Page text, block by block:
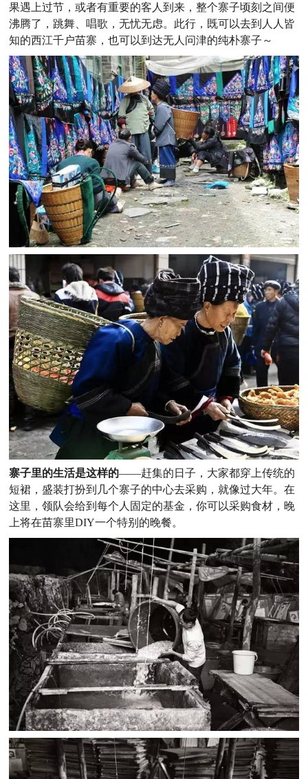
果遇上过节，或者有重要的客人到来，整个寨子顷刻之间便
沸腾了，跳舞、唱歌，无忧无虑。此行，既可以去到人人皆
知的西江千户苗寨，也可以到达无人问津的纯朴寨子～
寨子里的生活是这样的——赶集的日子，大家都穿上传统的
短裙，盛装打扮到几个寨子的中心去采购，就像过大年。在
这里，领队会给到每个人固定的基金，你可以采购食材，晚
上将在苗寨里DIY一个特别的晚餐。